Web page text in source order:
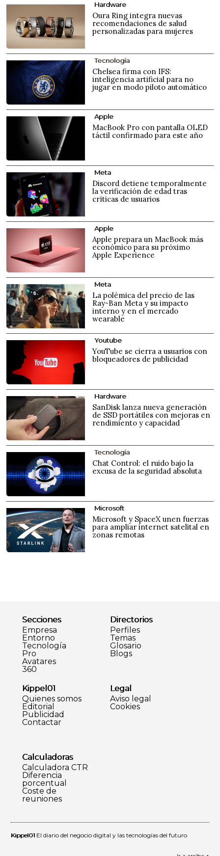
Hardware
Oura Ring integra nuevas
recomendaciones de salud
personalizadas para mujeres
Tecnología
Chelsea firma con IFS:
inteligencia artificial para no
jugar en modo piloto automático
Apple
MacBook Pro con pantalla OLED
táctil confirmado para este año
Meta
Discord detiene temporalmente
la verificación de edad tras
críticas de usuarios
Apple
Apple prepara un MacBook más
económico para su próximo
Apple Experience
Meta
La polémica del precio de las
Ray-Ban Meta y su impacto
interno y en el mercado
wearable
Youtube
YouTube se cierra a usuarios con
bloqueadores de publicidad
Hardware
SanDisk lanza nueva generación
de SSD portátiles con mejoras en
rendimiento y capacidad
Tecnología
Chat Control: el ruido bajo la
excusa de la seguridad absoluta
Microsoft
Microsoft y SpaceX unen fuerzas
para ampliar internet satelital en
zonas remotas
Secciones
Empresa
Entorno
Tecnología
Pro
Avatares
360
Directorios
Perfiles
Temas
Glosario
Blogs
Kippel01
Quienes somos
Editorial
Publicidad
Contactar
Legal
Aviso legal
Cookies
Calculadoras
Calculadora CTR
Diferencia
porcentual
Coste de
reuniones
Kippel01 El diario del negocio digital y las tecnologías del futuro